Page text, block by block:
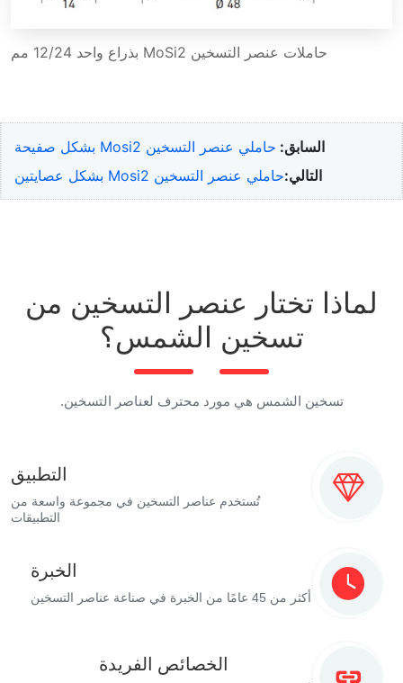
حاملات عنصر التسخين MoSi2 بذراع واحد 12/24 مم
السابق: حاملي عنصر التسخين Mosi2 بشكل صفيحة
التالي:حاملي عنصر التسخين Mosi2 بشكل عصايتين
لماذا تختار عنصر التسخين من
تسخين الشمس؟
تسخين الشمس هي مورد محترف لعناصر التسخين.
التطبيق
تُستخدم عناصر التسخين في مجموعة واسعة من
التطبيقات
الخبرة
أكثر من 45 عامًا من الخبرة في صناعة عناصر التسخين
الخصائص الفريدة